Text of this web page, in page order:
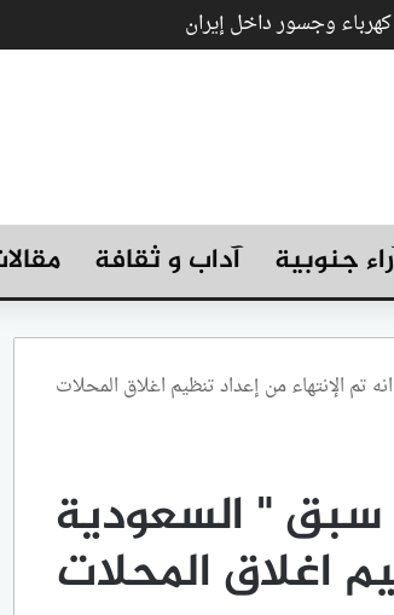
وجسور داخل إيران
جنوبية آداب و ثقافة
الإنتهاء من إعداد تنظيم اغلاق المحلات
" السعودية
اغلاق المحلات